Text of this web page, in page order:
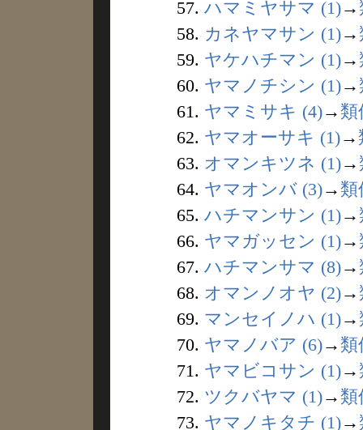
57. ハマミヤサマ (1)→
58. カネヤマサン (1)→
59. ヤケハチマン (1)→
60. ヤマノチシン (1)→
61. ヤマミサキ (4)→ 類
62. ヤマオーサキ (1)→
63. オマンキツネ (1)→
64. ヤマオンバ (3)→ 類
65. ハチマンサン (1)→
66. ヤマガッセン (1)→
67. ハチマンサマ (8)→
68. オマンノオヤ (2)→
69. マンセイノハ (1)→
70. ヤマノバア (6)→ 類
71. ヤマビコサン (1)→
72. ツクバヤマ (1)→ 類
73. ヤマノキタチ (1)→